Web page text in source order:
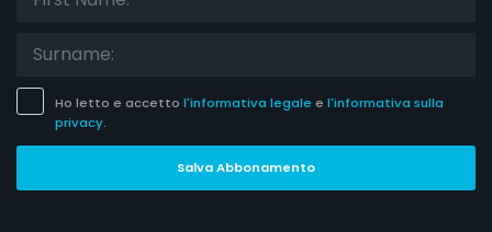
Ho letto e accetto l'informativa legale e l'informativa sulla
privacy.
Salva Abbonamento